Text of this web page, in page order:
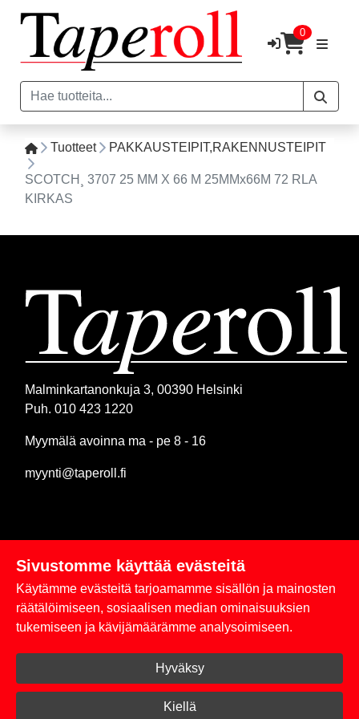
0
Tuotteet PAKKAUSTEIPIT,RAKENNUSTEIPIT
SCOTCH¸ 3707 25 MM X 66 M 25MMx66M 72 RLA
KIRKAS
Malminkartanonkuja 3, 00390 Helsinki
Puh. 010 423 1220
Myymälä avoinna ma - pe 8 - 16
myynti@taperoll.fi
Linkit
Rekisteriseloste
Toimitus- ja maksuehdot
Kirjaudu sisään
Sivustomme käyttää evästeitä
Käytämme evästeitä tarjoamamme sisällön ja mainosten
räätälöimiseen, sosiaalisen median ominaisuuksien
tukemiseen ja kävijämäärämme analysoimiseen.
Hyväksy
Kiellä